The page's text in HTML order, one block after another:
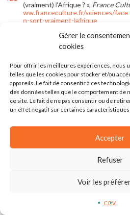
Gérer le
cookies
Pour offrir les meilleures expériences, nous
telles que les cookies pour stocker et/ou
appareils. Le fait de consentir à ces
des données telles que le comportement de
ce site. Le fait de ne pas consentir ou de
un effet négatif sur certaines
Accepter
Refuser
Voir les
CGV
(vraiment) l’Afrique ? », France
ww.franceculture.fr/sciences/
n-sort-vraiment-lafrique
Marième Soumaré, « Coronavirus :
veulent se faire une place dans le
Jeune Afrique
ns-veulent-se-faire-une-place-
erche-mondiale
23
Albert Savana, « Le covid-organics
réserves de l’OMS »,
Financial Afrik
w.financialafrik.com/2020/06/10/
scar-face-aux-reserves-de-loms
24
Tidiane Diouwara, « Remède
solution venait d’Afrique ? »,Le
gs.letemps.ch/tidiane-diouwara/
Marième Soumaré, « Coronavirus :
, « Ces